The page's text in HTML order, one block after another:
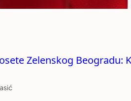
Zelenskog Beogradu: